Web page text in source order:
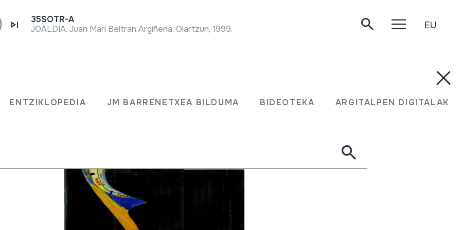
ENTZIKLOPEDIA JM BARRENETXEA BILDUMA BIDEOTEKA ARGITALPEN DIGITALAK
35SOTR-A
JOALDIA. Juan Mari Beltran Argiñena. Oiartzun, 1999.
EU